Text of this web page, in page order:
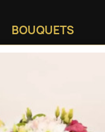
BOUQUETS